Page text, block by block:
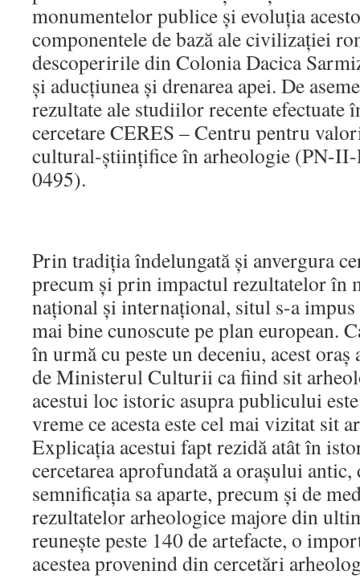
monumentelor publice și evoluția
componentele de bază ale civilizației
descoperirile din Colonia Dacica
și aducțiunea și drenarea apei. De
rezultate ale studiilor recente efectuate
cercetare CERES – Centru pentru
cultural-științifice în arheologie (PN-
0495).
Prin tradiţia îndelungată şi anvergura
precum şi prin impactul rezultatelor în
naţional şi internaţional, situl s-a
mai bine cunoscute pe plan european.
în urmă cu peste un deceniu, acest oraș
de Ministerul Culturii ca fiind sit
acestui loc istoric asupra publicului
vreme ce acesta este cel mai vizitat sit
Explicaţia acestui fapt rezidă atât în
cercetarea aprofundată a oraşului
semnificaţia sa aparte, precum şi de
rezultatelor arheologice majore din
reunește peste 140 de artefacte, o
acestea provenind din cercetări